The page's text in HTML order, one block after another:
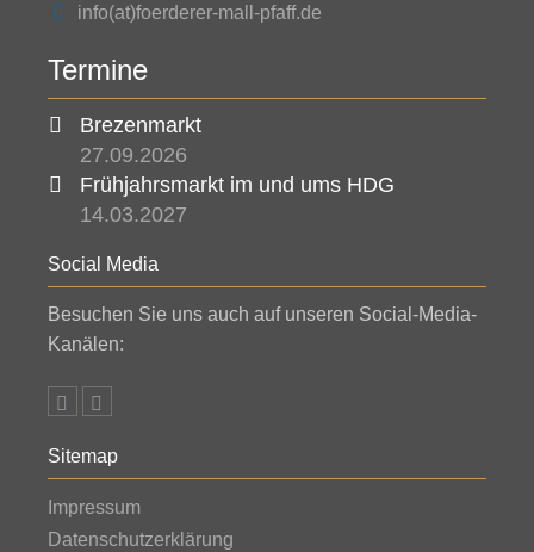
info(at)foerderer-mall-pfaff.de
Termine
Brezenmarkt
27.09.2026
Frühjahrsmarkt im und ums HDG
14.03.2027
Social Media
Besuchen Sie uns auch auf unseren Social-Media-
Kanälen:
Sitemap
Impressum
Datenschutzerklärung